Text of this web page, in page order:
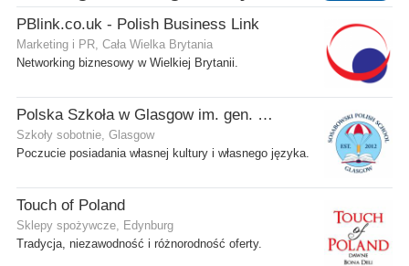
PBlink.co.uk - Polish Business Link
Marketing i PR, Cała Wielka Brytania
Networking biznesowy w Wielkiej Brytanii.
Polska Szkoła w Glasgow im. gen. Stanisława Sosabowskiego
Szkoły sobotnie, Glasgow
Poczucie posiadania własnej kultury i własnego języka.
Touch of Poland
Sklepy spożywcze, Edynburg
Tradycja, niezawodność i różnorodność oferty.